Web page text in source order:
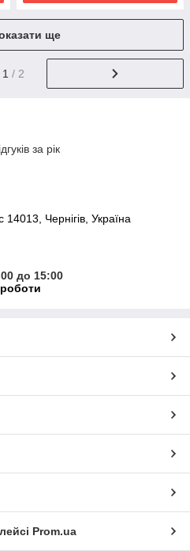
ще
1 / 2
за рік
Чернігів, Україна
до 15:00
Prom.ua